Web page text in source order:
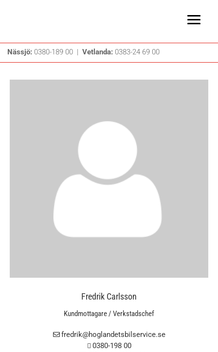
Nässjö: 0380-189 00 | Vetlanda: 0383-24 69 00
Fredrik Carlsson
Kundmottagare / Verkstadschef
0380-198 00
fredrik@hoglandetsbilservice.se